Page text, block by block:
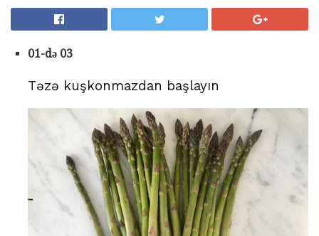
01-də 03
Təzə kuşkonmazdan başlayın